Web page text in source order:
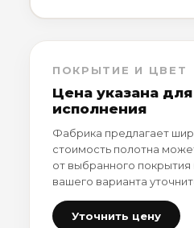
ПОКРЫТИЕ И ЦВЕТ
Цена указана
исполнения
Фабрика предлагает
стоимость полотна
от выбранного покрытия
вашего варианта
Уточнить цену